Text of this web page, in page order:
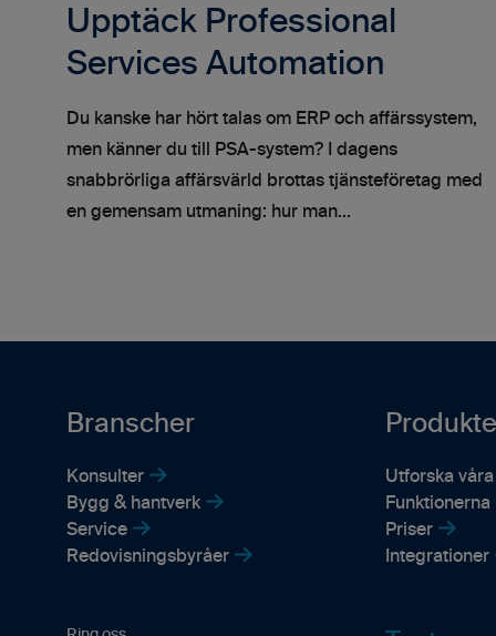
Upptäck Professional
Services Automation
Du kanske har hört talas om ERP och affärssystem,
men känner du till PSA-system? I dagens
snabbrörliga affärsvärld brottas tjänsteföretag med
en gemensam utmaning: hur man...
Branscher
Konsulter
Bygg & hantverk
Service
Redovisningsbyråer
Utforska
Funktionerna
Priser
Integrationer